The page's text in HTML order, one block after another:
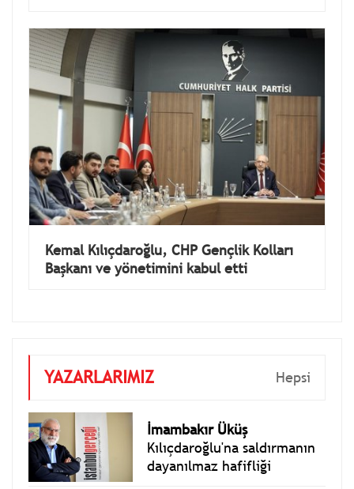
Kemal Kılıçdaroğlu, CHP Gençlik Kolları
Başkanı ve yönetimini kabul etti
YAZARLARIMIZ Hepsi
İmambakır Üküş
Kılıçdaroğlu'na saldırmanın
dayanılmaz hafifliği